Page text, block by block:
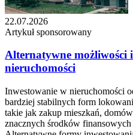
22.07.2026
Artykuł sponsorowany
Alternatywne możliwości
nieruchomości
Inwestowanie w nieruchomości
bardziej stabilnych form
takie jak zakup mieszkań,
znacznych środków